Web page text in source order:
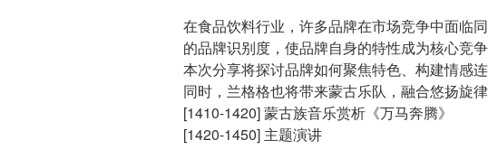
在食品饮料行业，许多品牌在市场竞争中面临
的品牌识别度，使品牌自身的特性成为核心竞
本次分享将探讨品牌如何聚焦特色、构建情感
同时，兰格格也将带来蒙古乐队，融合悠扬旋
[1410-1420] 蒙古族音乐赏析《万马奔腾》
[1420-1450] 主题演讲